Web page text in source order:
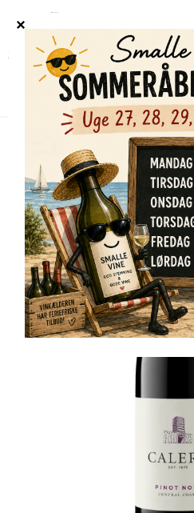
Shop / Alle vine /
Calera, Central Coast, Pinot Noir 2023